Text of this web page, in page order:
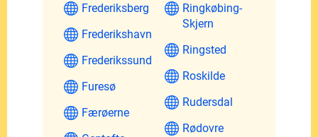
Frederiksberg
Frederikshavn
Frederikssund
Furesø
Færøerne
Ringkøbing-
Skjern
Ringsted
Roskilde
Rudersdal
Rødovre